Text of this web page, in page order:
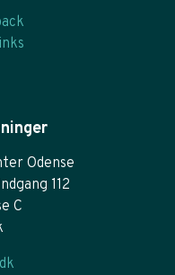
Odense
112
C